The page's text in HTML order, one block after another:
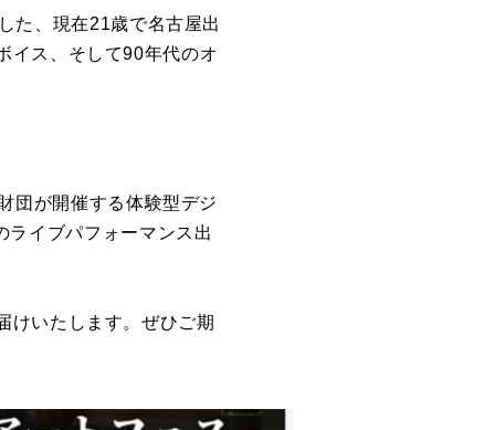
た、現在21歳で名古屋出
イス、そして90年代のオ
団が開催する体験型デジ
イブパフォーマンス出
けいたします。ぜひご期